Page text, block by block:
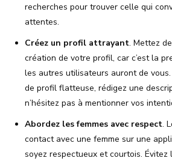
recherches pour trouver celle qui
attentes.
Créez un profil attrayant. Mettez
création de votre profil, car c’est la
les autres utilisateurs auront de
de profil flatteuse, rédigez une
n’hésitez pas à mentionner vos
Abordez les femmes avec respect.
contact avec une femme sur une
soyez respectueux et courtois. Évitez